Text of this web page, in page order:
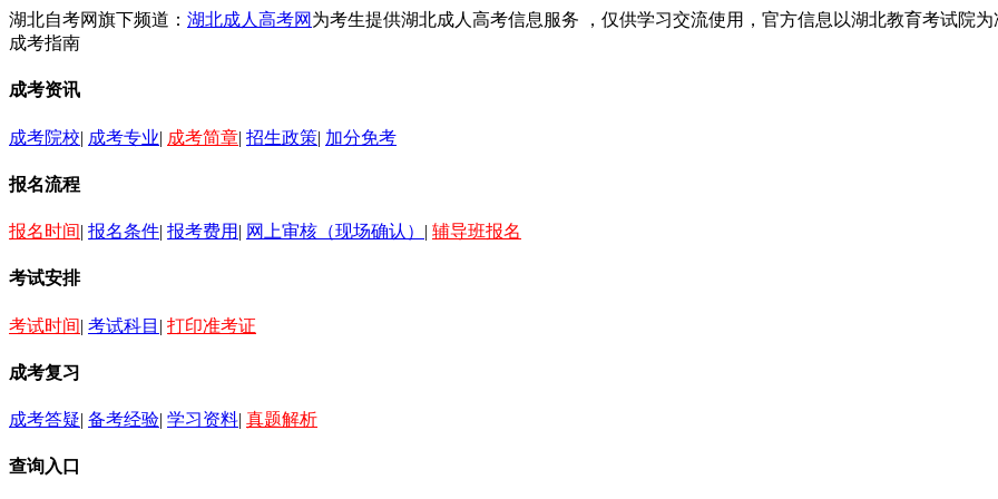
湖北自考网旗下频道： 湖北成人高考网 为考生提供湖北成人高考信息服务 ，仅供学习交流使用，官方信息以湖北教育考试院为
成考指南
成考资讯
成考院校| 成考专业| 成考简章| 招生政策| 加分免考
报名流程
报名时间| 报名条件| 报考费用 | 网上审核（现场确认） | 辅导班报名
考试安排
考试时间| 考试科目 | 打印准考证
成考复习
成考答疑| 备考经验| 学习资料| 真题解析
查询入口